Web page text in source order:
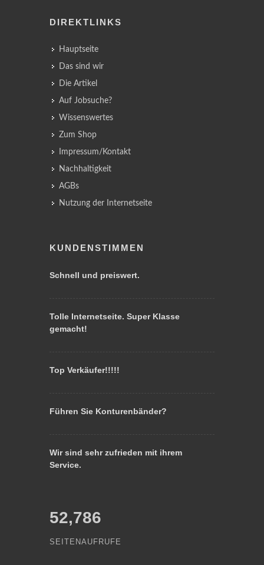
DIREKTLINKS
Hauptseite
Das sind wir
Die Artikel
Auf Jobsuche?
Wissenswertes
Zum Shop
Impressum/Kontakt
Nachhaltigkeit
AGBs
Nutzung der Internetseite
KUNDENSTIMMEN
Schnell und preiswert.
Tolle Internetseite. Super Klasse
gemacht!
Top Verkäufer!!!!!
Führen Sie Konturenbänder?
Wir sind sehr zufrieden mit ihrem
Service.
52,786
SEITENAUFRUFE